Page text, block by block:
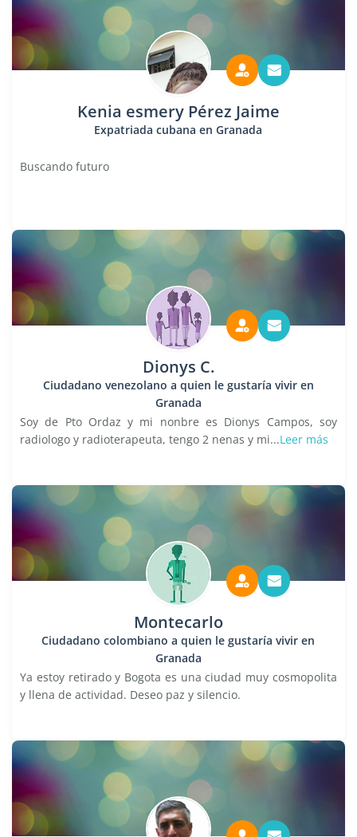
Kenia esmery Pérez Jaime
Expatriada cubana en Granada
Buscando futuro
Dionys C.
Ciudadano venezolano a quien le gustaría vivir en
Granada
Soy de Pto Ordaz y mi nonbre es Dionys Campos, soy
radiologo y radioterapeuta, tengo 2 nenas y mi...Leer más
Montecarlo
Ciudadano colombiano a quien le gustaría vivir en
Granada
Ya estoy retirado y Bogota es una ciudad muy cosmopolita
y llena de actividad. Deseo paz y silencio.